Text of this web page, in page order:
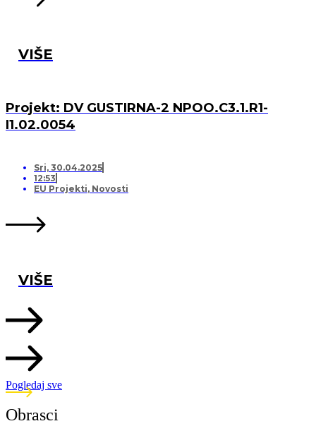
VIŠE
Projekt: DV GUSTIRNA-2 NPOO.C3.1.R1-
I1.02.0054
Sri, 30.04.2025
12:53
EU Projekti, Novosti
VIŠE
Pogledaj sve
Obrasci